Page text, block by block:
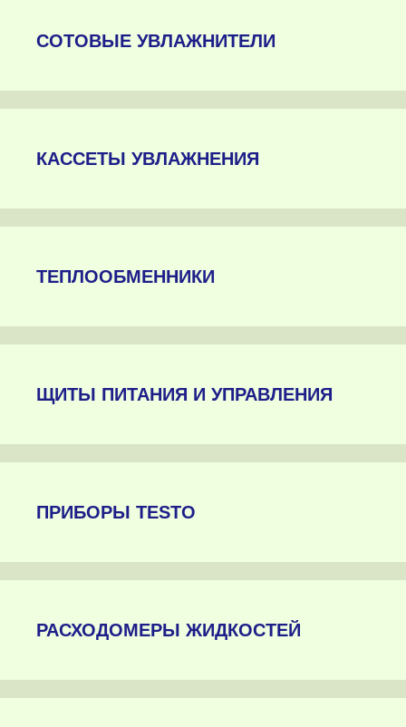
СОТОВЫЕ УВЛАЖНИТЕЛИ
КАССЕТЫ УВЛАЖНЕНИЯ
ТЕПЛООБМЕННИКИ
ЩИТЫ ПИТАНИЯ И УПРАВЛЕНИЯ
ПРИБОРЫ TESTO
РАСХОДОМЕРЫ ЖИДКОСТЕЙ